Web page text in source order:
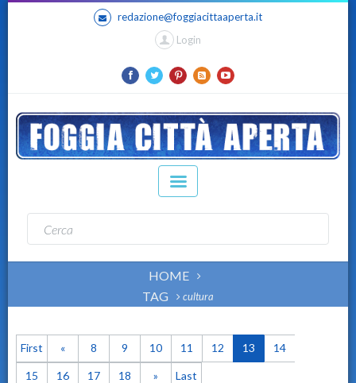
redazione@foggiacittaaperta.it
Login
HOME
TAG
cultura
First « 8 9 10 11 12 13 14
15 16 17 18 » Last